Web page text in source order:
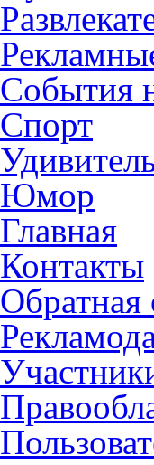
События
Спорт
Юмор
Главная
Контакты
Обратная